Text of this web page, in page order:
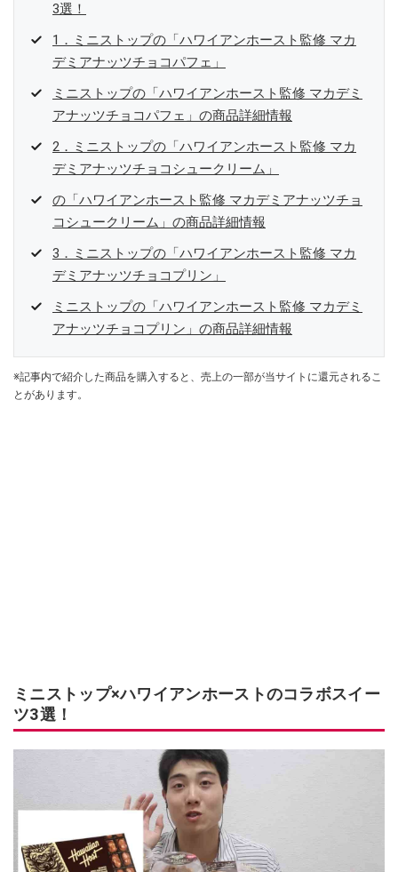
3選！
1．ミニストップの「ハワイアンホースト監修 マカ
デミアナッツチョコパフェ」
ミニストップの「ハワイアンホースト監修 マカデミ
アナッツチョコパフェ」の商品詳細情報
2．ミニストップの「ハワイアンホースト監修 マカ
デミアナッツチョコシュークリーム」
の「ハワイアンホースト監修 マカデミアナッツチョ
コシュークリーム」の商品詳細情報
3．ミニストップの「ハワイアンホースト監修 マカ
デミアナッツチョコプリン」
ミニストップの「ハワイアンホースト監修 マカデミ
アナッツチョコプリン」の商品詳細情報
※記事内で紹介した商品を購入すると、売上の一部が当サイトに還元されるこ
とがあります。
ミニストップ×ハワイアンホーストのコラボスイー
ツ3選！